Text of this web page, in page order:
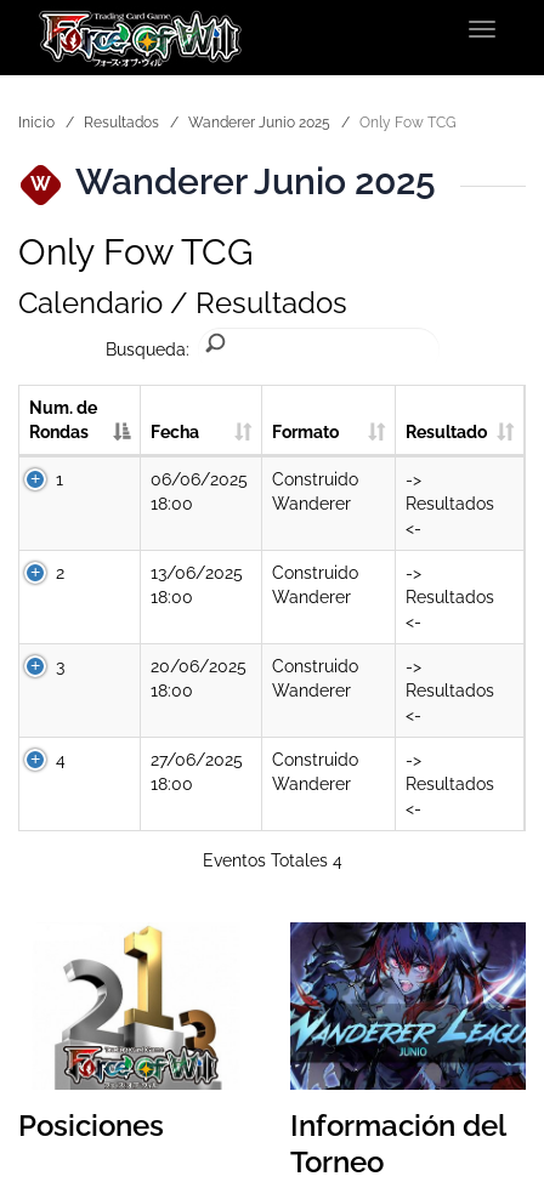
Toggle
Inicio Resultados Wanderer Junio 2025 Only Fow TCG
W
Wanderer Junio 2025
Only Fow TCG
Calendario / Resultados
Busqueda:
Num. de
Rondas
Fecha Formato Resultado
1
06/06/2025
18:00
Construido
Wanderer
->
Resultados
<-
2
13/06/2025
18:00
Construido
Wanderer
->
Resultados
<-
3
20/06/2025
18:00
Construido
Wanderer
->
Resultados
<-
4
27/06/2025
18:00
Construido
Wanderer
->
Resultados
<-
Eventos Totales 4
Posiciones
Información del
Torneo